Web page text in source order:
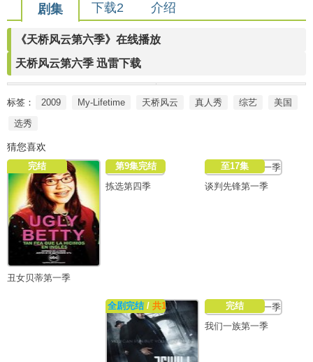
剧集 下载2 介绍
《天桥风云第六季》在线播放
天桥风云第六季 迅雷下载
标签： 2009 My-Lifetime 天桥风云 真人秀 综艺
美国
选秀
猜您喜欢
完结
丑女贝蒂第一季
第9集完结
拣选第四季
至17集
谈判先锋第一季
全剧完结 /共10集
完结
我们一族第一季